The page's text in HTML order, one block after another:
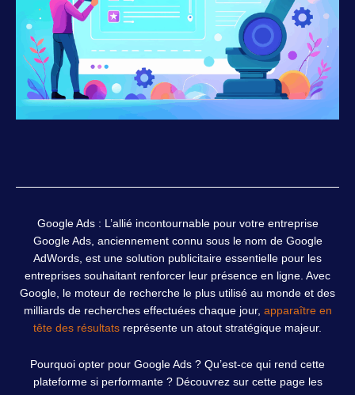
Google Ads : L’allié incontournable pour votre entreprise
Google Ads, anciennement connu sous le nom de Google
AdWords, est une solution publicitaire essentielle pour les
entreprises souhaitant renforcer leur présence en ligne. Avec
Google, le moteur de recherche le plus utilisé au monde et des
milliards de recherches effectuées chaque jour, apparaître en
tête des résultats représente un atout stratégique majeur.
Pourquoi opter pour Google Ads ? Qu’est-ce qui rend cette
plateforme si performante ? Découvrez sur cette page les